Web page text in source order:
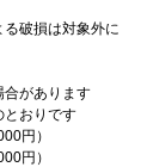
破損は対象外に
があります
おりです
円）
円）